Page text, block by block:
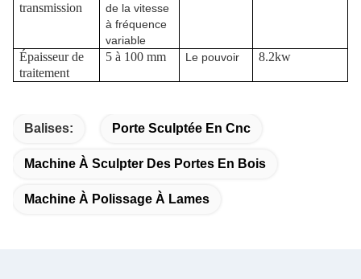
transmission
de la vitesse
à fréquence
variable
Épaisseur de
traitement
5 à 100 mm Le pouvoir 8.2kw
Balises: Porte Sculptée En Cnc
Machine À Sculpter Des Portes En Bois
Machine À Polissage À Lames